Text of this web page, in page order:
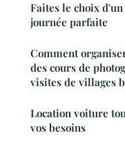
Faites le choix
journée parfaite
Comment
des cours de
visites de villages
Location voiture
vos besoins